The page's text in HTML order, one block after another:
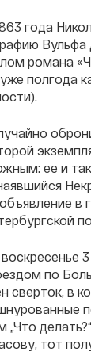
года
Вульфа
романа
полгода
ее и
в
по
сверток, в
„Что
тот